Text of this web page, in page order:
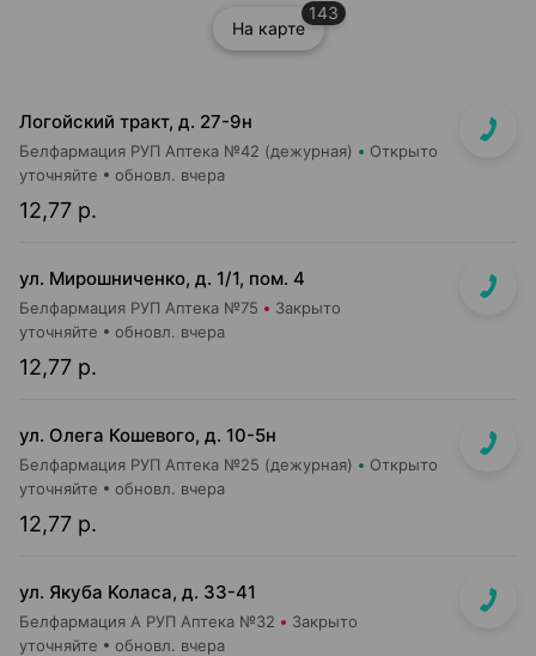
На карте
143
Логойский тракт, д. 27-9н
Белфармация РУП Аптека №42 (дежурная) Открыто
12,77 р.
уточняйте обновл. вчера
ул. Мирошниченко, д. 1/1, пом. 4
Белфармация РУП Аптека №75 Закрыто
12,77 р.
уточняйте обновл. вчера
ул. Олега Кошевого, д. 10-5н
Белфармация РУП Аптека №25 (дежурная) Открыто
12,77 р.
уточняйте обновл. вчера
ул. Якуба Koлaca, д. 33-41
Белфармация А РУП Аптека №32 Закрыто
уточняйте обновл. вчера